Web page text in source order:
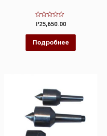
Оценка
0
из
Р25,650.00
Подробнее